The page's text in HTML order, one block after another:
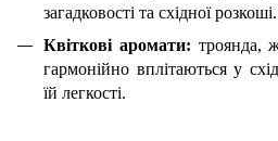
загадковості та східної розкоші.
Квіткові аромати: троянда,
гармонійно вплітаються у
їй легкості.